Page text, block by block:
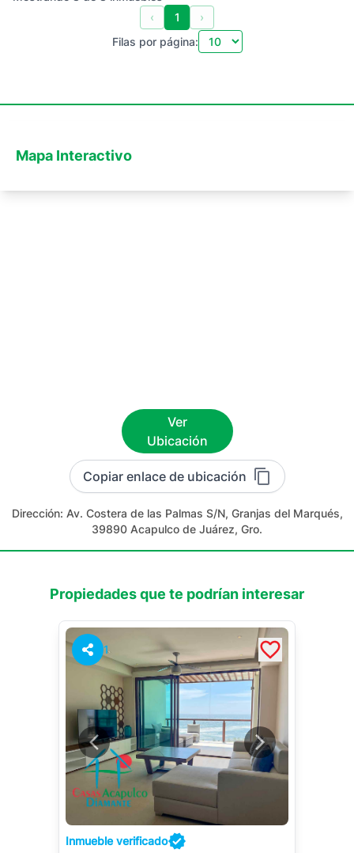
‹
1
›
Filas por página:
Mapa Interactivo
Ver
Ubicación
Copiar enlace de ubicación
Dirección: Av. Costera de las Palmas S/N, Granjas del Marqués,
39890 Acapulco de Juárez, Gro.
Propiedades que te podrían interesar
1
Inmueble verificado